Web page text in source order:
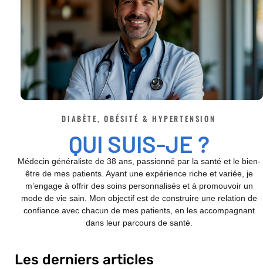
DIABÈTE, OBÉSITÉ & HYPERTENSION
QUI SUIS-JE ?
Médecin généraliste de 38 ans, passionné par la santé et le bien-
être de mes patients. Ayant une expérience riche et variée, je
m’engage à offrir des soins personnalisés et à promouvoir un
mode de vie sain. Mon objectif est de construire une relation de
confiance avec chacun de mes patients, en les accompagnant
dans leur parcours de santé.
Les derniers articles